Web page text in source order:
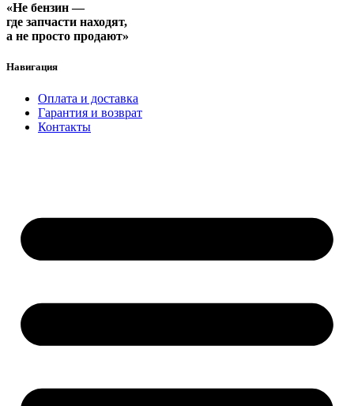
«Не бензин —
где запчасти находят,
а не просто продают»
Навигация
Оплата и доставка
Гарантия и возврат
Контакты